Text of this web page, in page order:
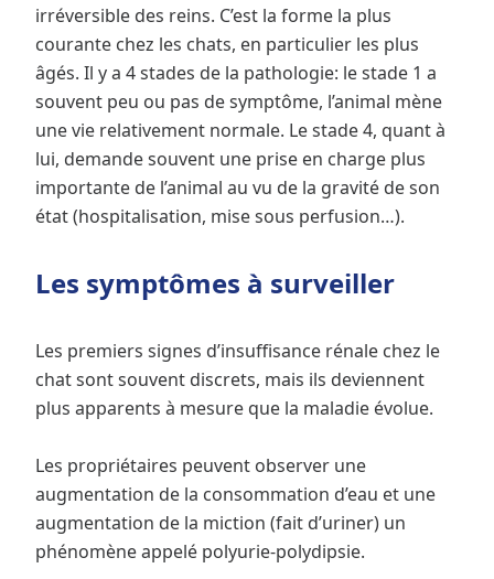
irréversible des reins. C’est la forme la plus
courante chez les chats, en particulier les plus
âgés. Il y a 4 stades de la pathologie: le stade 1 a
souvent peu ou pas de symptôme, l’animal mène
une vie relativement normale. Le stade 4, quant à
lui, demande souvent une prise en charge plus
importante de l’animal au vu de la gravité de son
état (hospitalisation, mise sous perfusion…).
Les symptômes à surveiller
Les premiers signes d’insuffisance rénale chez le
chat sont souvent discrets, mais ils deviennent
plus apparents à mesure que la maladie évolue.
Les propriétaires peuvent observer une
augmentation de la consommation d’eau et une
augmentation de la miction (fait d’uriner) un
phénomène appelé polyurie-polydipsie.